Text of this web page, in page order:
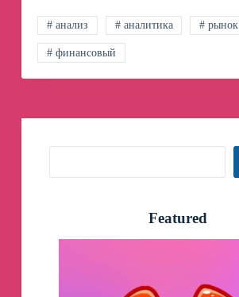
# анализ # аналитика # рынок
# финансовый
Featured